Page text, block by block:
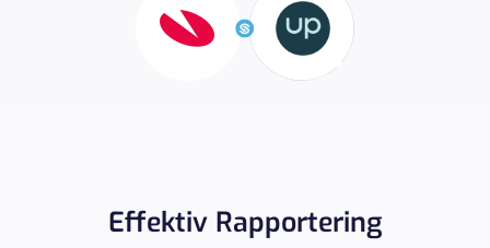
Effektiv Rapportering